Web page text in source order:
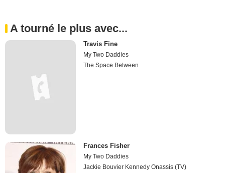
A tourné le plus avec...
Travis Fine
My Two Daddies
The Space Between
Frances Fisher
My Two Daddies
Jackie Bouvier Kennedy Onassis (TV)